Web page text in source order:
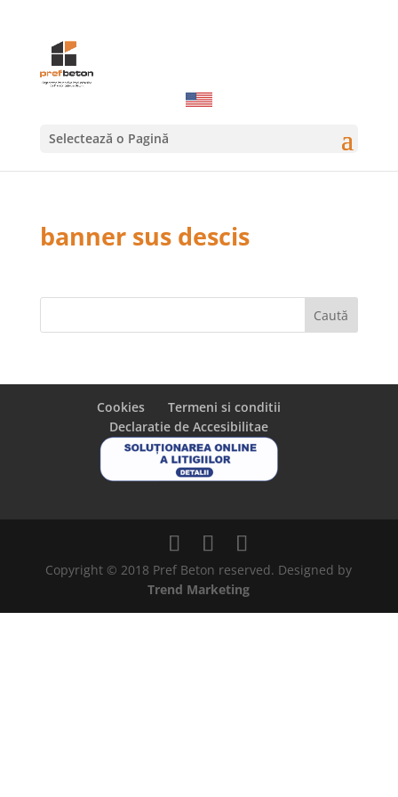
Selectează o Pagină
banner sus descis
Cookies
Termeni si conditii
Declaratie de Accesibilitae
Copyright © 2018 Pref Beton reserved. Designed by
Trend Marketing